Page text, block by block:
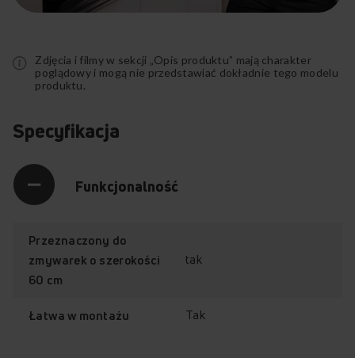
Zdjęcia i filmy w sekcji „Opis produktu” mają charakter
poglądowy i mogą nie przedstawiać dokładnie tego modelu
produktu.
opis
Specyfikacja
Funkcjonalność
Przeznaczony do
zmywarek o szerokości
60 cm
tak
Łatwa w montażu Tak